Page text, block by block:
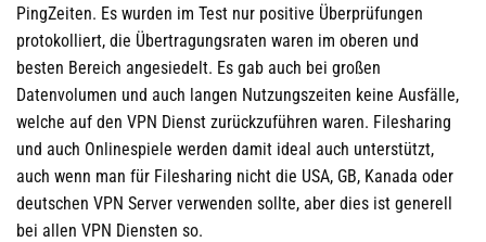
PingZeiten. Es wurden im Test nur positive Überprüfungen
protokolliert, die Übertragungsraten waren im oberen und
besten Bereich angesiedelt. Es gab auch bei großen
Datenvolumen und auch langen Nutzungszeiten keine Ausfälle,
welche auf den VPN Dienst zurückzuführen waren. Filesharing
und auch Onlinespiele werden damit ideal auch unterstützt,
auch wenn man für Filesharing nicht die USA, GB, Kanada oder
deutschen VPN Server verwenden sollte, aber dies ist generell
bei allen VPN Diensten so.